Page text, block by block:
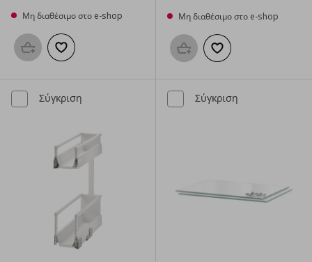
Μη διαθέσιμο στο e-shop
Προσθήκη στο καλάθι
Προσθήκη στα αγαπημένα
Μη διαθέσιμο στο e-shop
Προσθήκη στο καλάθι
Προσθήκη στα
Σύγκριση Σύγκριση